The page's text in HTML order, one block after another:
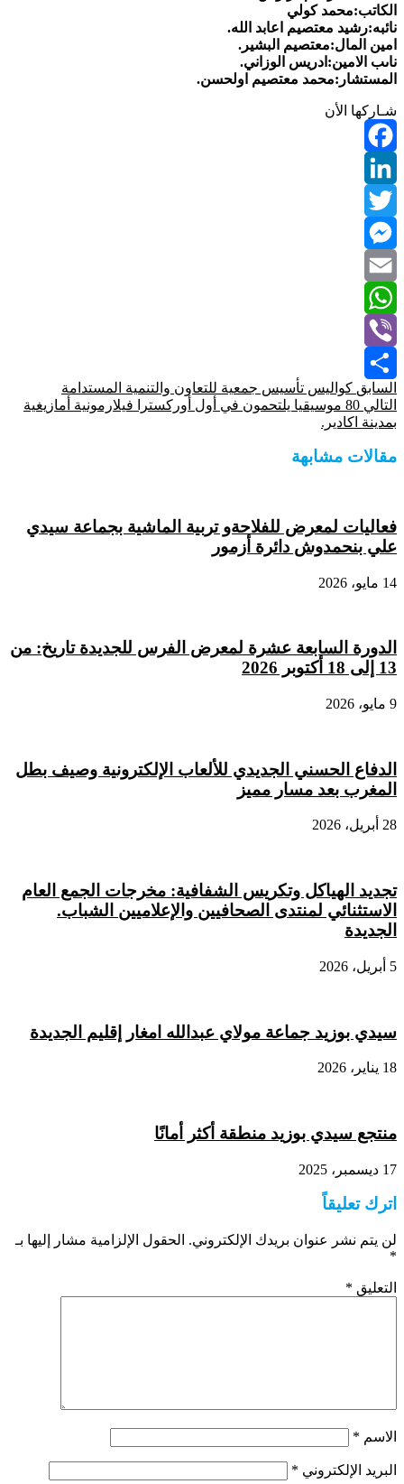
الكاتب:محمد كولي
نائبه:رشيد معتصيم اعابد الله.
امين المال:معتصيم البشير.
ناىب الامين:ادريس الوزاني.
المستشار:محمد معتصيم اولحسن.
شـاركها الأن
Facebook
LinkedIn
Twitter
Messenger
Email
WhatsApp
Viber
Share
السابق كواليس تأسيس جمعية للتعاون والتنمية المستدامة
التالي
80 موسيقيا يلتحمون في أول أوركسترا فيلارمونية أمازيغية
بمدينة اكادير.
مقالات مشابهة
فعاليات لمعرض للفلاحةو تربية الماشية بجماعة سيدي
علي بنحمدوش دائرة أزمور
14 مايو، 2026
الدورة السابعة عشرة لمعرض الفرس للجديدة تاريخ: من
13 إلى 18 أكتوبر 2026
9 مايو، 2026
الدفاع الحسني الجديدي للألعاب الإلكترونية وصيف بطل
المغرب بعد مسار مميز
28 أبريل، 2026
تجديد الهياكل وتكريس الشفافية: مخرجات الجمع العام
الاستثنائي لمنتدى الصحافيين والإعلاميين الشباب.
الجديدة
5 أبريل، 2026
سيدي بوزيد جماعة مولاي عبدالله امغار إقليم الجديدة
18 يناير، 2026
منتجع سيدي بوزيد منطقة أكثر أمانًا
17 ديسمبر، 2025
اترك تعليقاً
لن يتم نشر عنوان بريدك الإلكتروني. الحقول الإلزامية مشار إليها بـ
*
التعليق *
الاسم *
البريد الإلكتروني *